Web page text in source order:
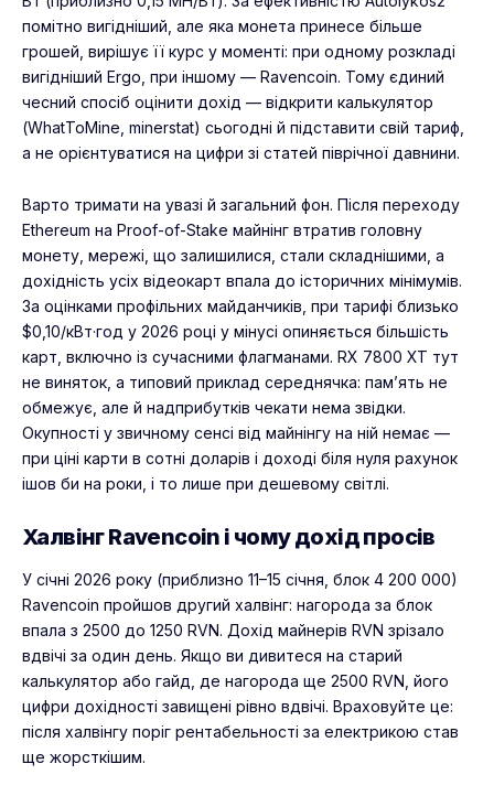
помітно вигідніший, але яка монета принесе більше
грошей, вирішує її курс у моменті: при одному розкладі
вигідніший Ergo, при іншому — Ravencoin. Тому єдиний
чесний спосіб оцінити дохід — відкрити калькулятор
(WhatToMine, minerstat) сьогодні й підставити свій тариф,
а не орієнтуватися на цифри зі статей піврічної давнини.
Варто тримати на увазі й загальний фон. Після переходу
Ethereum на Proof-of-Stake майнінг втратив головну
монету, мережі, що залишилися, стали складнішими, а
дохідність усіх відеокарт впала до історичних мінімумів.
За оцінками профільних майданчиків, при тарифі близько
$0,10/кВт·год у 2026 році у мінусі опиняється більшість
карт, включно із сучасними флагманами. RX 7800 XT тут
не виняток, а типовий приклад середнячка: пам’ять не
обмежує, але й надприбутків чекати нема звідки.
Окупності у звичному сенсі від майнінгу на ній немає —
при ціні карти в сотні доларів і доході біля нуля рахунок
ішов би на роки, і то лише при дешевому світлі.
Халвінг Ravencoin і чому дохід просів
У січні 2026 року (приблизно 11–15 січня, блок 4 200 000)
Ravencoin пройшов другий халвінг: нагорода за блок
впала з 2500 до 1250 RVN. Дохід майнерів RVN зрізало
вдвічі за один день. Якщо ви дивитеся на старий
калькулятор або гайд, де нагорода ще 2500 RVN, його
цифри дохідності завищені рівно вдвічі. Враховуйте це:
після халвінгу поріг рентабельності за електрикою став
ще жорсткішим.